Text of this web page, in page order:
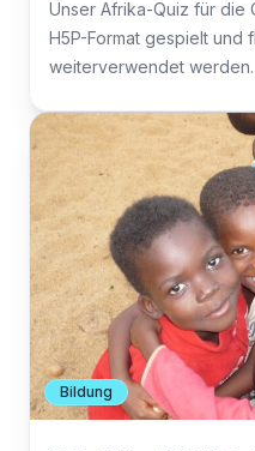
Unser Afrika-Quiz für die
H5P-Format gespielt und
weiterverwendet werden.
Bildung